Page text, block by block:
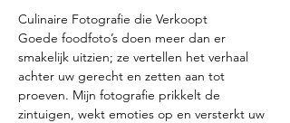
Culinaire Fotografie die Verkoopt
Goede foodfoto’s doen meer dan er
smakelijk uitzien; ze vertellen het verhaal
achter uw gerecht en zetten aan tot
proeven. Mijn fotografie prikkelt de
zintuigen, wekt emoties op en versterkt uw